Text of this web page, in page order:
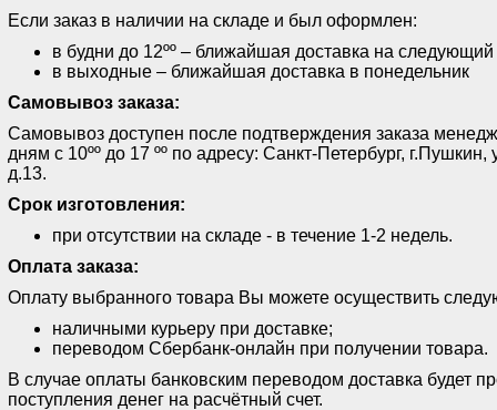
Если заказ в наличии на складе и был оформлен:
в будни до 12ºº – ближайшая доставка на следующий
в выходные – ближайшая доставка в понедельник
Самовывоз заказа:
Самовывоз доступен после подтверждения заказа
дням с 10ºº до 17 ºº по адресу: Санкт-Петербург,
д.13.
Срок изготовления:
при отсутствии на складе - в течение 1-2 недель.
Оплата заказа:
Оплату выбранного товара Вы можете осуществить
наличными курьеру при доставке;
переводом Сбербанк-онлайн при получении товара.
В случае оплаты банковским переводом доставка будет
поступления денег на расчётный счет.